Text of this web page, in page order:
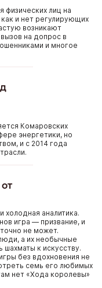
физических лиц на
и нет регулирующих
возникают
на допрос в
и многое
Комаровских
энергетики, но
и с 2014 года
холодная аналитика.
игра — призвание, и
не может.
а их необычные
шахматы к искусству.
без вдохновения не
семь его любимых
нет «Хода королевы»